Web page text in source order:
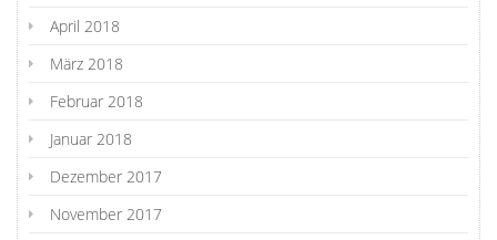
April 2018
März 2018
Februar 2018
Januar 2018
Dezember 2017
November 2017